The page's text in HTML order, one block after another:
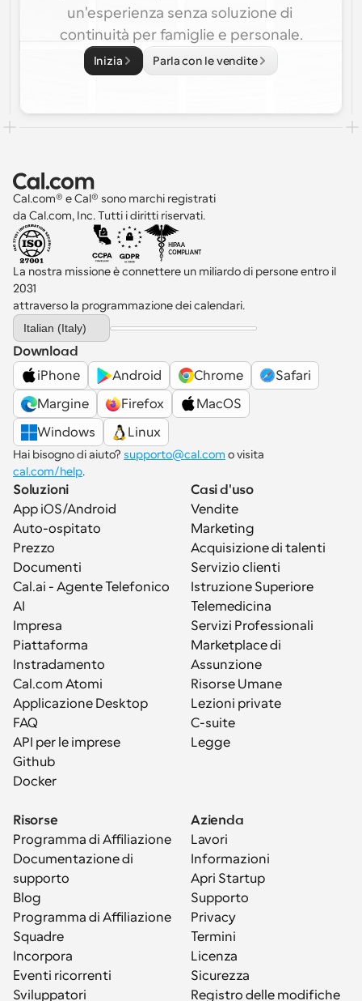
un'esperienza senza soluzione di
continuità per famiglie e personale.
Inizia Parla con le vendite
Cal.com® e Cal® sono marchi registrati
da Cal.com, Inc. Tutti i diritti riservati.
La nostra missione è connettere un miliardo di persone entro il
2031
attraverso la programmazione dei calendari.
Select Language
Italian (Italy)
Download
iPhone
Android Chrome
Safari
Margine
Firefox
MacOS
Windows
Linux
Hai bisogno di aiuto? supporto@cal.com
cal.com/help.
Soluzioni
App iOS/Android
Auto-ospitato
Prezzo
Documenti
Cal.ai - Agente Telefonico
AI
Impresa
Piattaforma
Instradamento
Cal.com Atomi
Applicazione Desktop
FAQ
API per le imprese
Github
Docker
Casi d'uso
Vendite
Marketing
Acquisizione di talenti
Servizio clienti
Istruzione Superiore
Telemedicina
Servizi Professionali
Marketplace di
Assunzione
Risorse Umane
Lezioni private
C-suite
Legge
Risorse
Programma di Affiliazione
Documentazione di
supporto
Blog
Programma di Affiliazione
Squadre
Incorpora
Eventi ricorrenti
Sviluppatori
Azienda
Lavori
Informazioni
Apri Startup
Supporto
Privacy
Termini
Licenza
Sicurezza
Registro delle modifiche